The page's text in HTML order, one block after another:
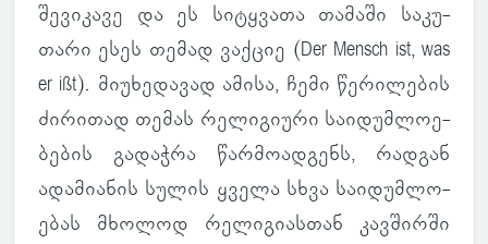
შე­ვი­კავე და ეს სი­ტყვათა თა­მაში სა­კუ­
თარი ესეს თემად ვაქ­ციე (Der Mensch ist, was
er ißt). მი­უ­ხე­და­ვად ამისა, ჩემი წე­რი­ლე­ბის
ძი­რი­თად თემას რე­ლი­გი­ური სა­ი­დუმ­ლო­ე­
ბე­ბის გა­დაჭრა წარ­მო­ად­გენს, რად­გან
ადა­მი­ა­ნის სულის ყველა სხვა სა­ი­დუმ­ლო­
ე­ბას მხო­ლოდ რე­ლი­გი­ას­თან კავ­შირში